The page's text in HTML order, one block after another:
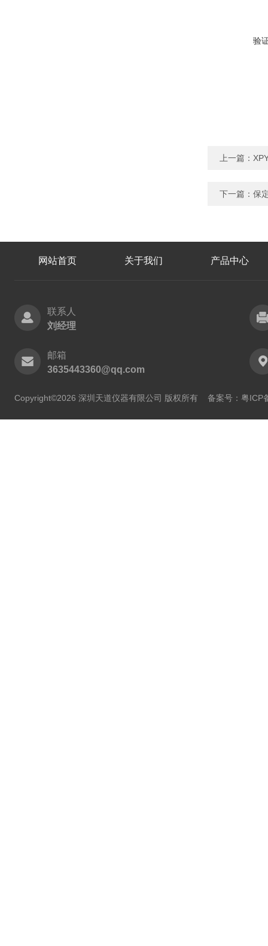
验
上一篇：
下一篇： 保
网站首页 关于我们 产品中心
联系人
刘经理
邮箱
3635443360@qq.com
Copyright©2026 深圳天道仪器有限公司 版权所有 备案号：粤ICP